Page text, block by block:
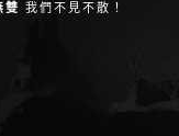
雙 我們不見不散！